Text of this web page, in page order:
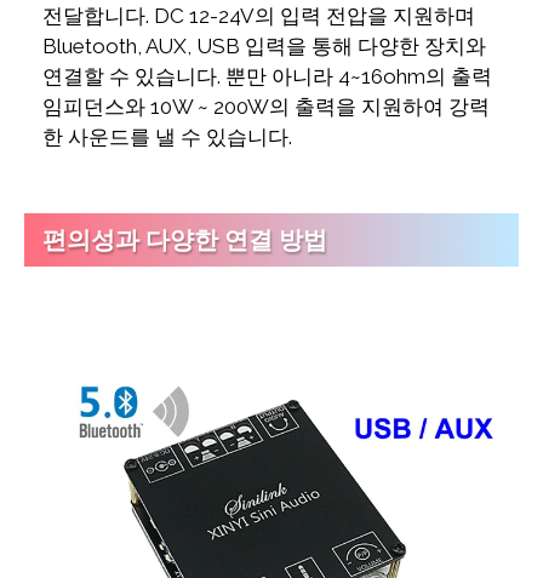
전달합니다. DC 12-24V의 입력 전압을 지원하며
Bluetooth, AUX, USB 입력을 통해 다양한 장치와
연결할 수 있습니다. 뿐만 아니라 4~16ohm의 출력
임피던스와 10W ~ 200W의 출력을 지원하여 강력
한 사운드를 낼 수 있습니다.
편의성과 다양한 연결 방법